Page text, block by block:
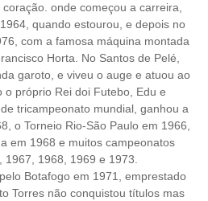
onde começou a carreira,
quando estourou, e depois no
com a famosa máquina montada
Horta. No Santos de Pelé,
garoto, e viveu o auge e atuou ao
o próprio Rei doi Futebo, Edu e
tricampeonato mundial, ganhou a
o Torneio Rio-São Paulo em 1966,
em 1968 e muitos campeonatos
1967, 1968, 1969 e 1973.
Botafogo em 1971, emprestado
Torres não conquistou títulos mas